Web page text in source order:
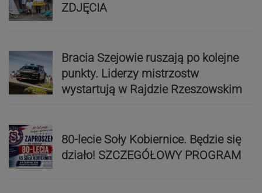
ZDJĘCIA
Bracia Szejowie ruszają po kolejne
punkty. Liderzy mistrzostw
wystartują w Rajdzie Rzeszowskim
80-lecie Soły Kobiernice. Będzie się
działo! SZCZEGÓŁOWY PROGRAM